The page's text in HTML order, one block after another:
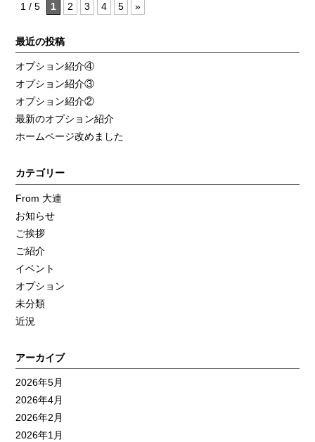
1 / 5 1 2 3 4 5 »
最近の投稿
オプション紹介④
オプション紹介③
オプション紹介②
最新のオプション紹介
ホームページ改めました
カテゴリー
From 大連
お知らせ
ご挨拶
ご紹介
イベント
オプション
未分類
近況
アーカイブ
2026年5月
2026年4月
2026年2月
2026年1月